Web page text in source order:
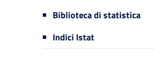
Biblioteca di statistica
Indici Istat